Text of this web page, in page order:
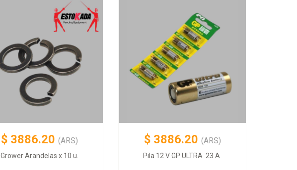
$ 3886.20 (ARS)
Grower Arandelas x 10 u.
$ 3886.20 (ARS)
Pila 12 V GP ULTRA 23 A